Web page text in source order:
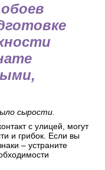
сырости.
с улицей, могут
и грибок. Если вы
– устраните